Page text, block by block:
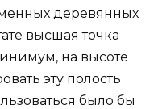
деревянных
высшая точка
на высоте
эту полость
было бы